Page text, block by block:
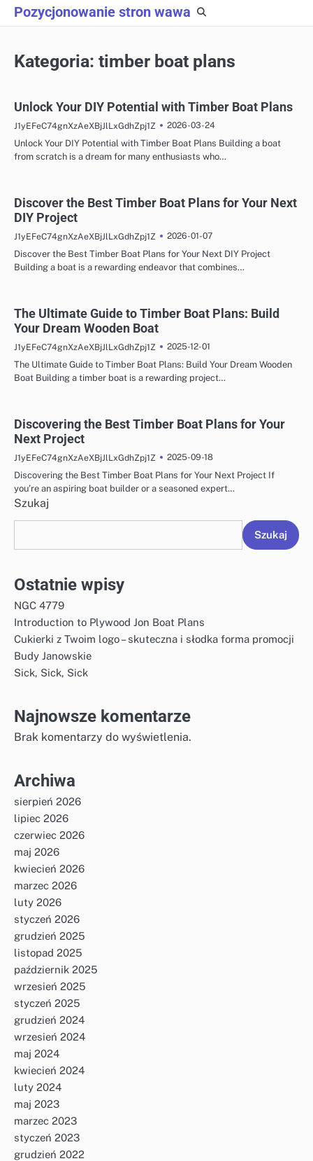
Skip
to
Pozycjonowanie stron wawa
Kategoria: timber boat plans
Unlock Your DIY Potential with Timber Boat Plans
J1yEFeC74gnXzAeXBjJlLxGdhZpj1Z
2026-03-24
Unlock Your DIY Potential with Timber Boat Plans Building a boat
from scratch is a dream for many enthusiasts who…
Discover the Best Timber Boat Plans for Your Next
DIY Project
J1yEFeC74gnXzAeXBjJlLxGdhZpj1Z
2026-01-07
Discover the Best Timber Boat Plans for Your Next DIY Project
Building a boat is a rewarding endeavor that combines…
The Ultimate Guide to Timber Boat Plans: Build
Your Dream Wooden Boat
J1yEFeC74gnXzAeXBjJlLxGdhZpj1Z
2025-12-01
The Ultimate Guide to Timber Boat Plans: Build Your Dream Wooden
Boat Building a timber boat is a rewarding project…
Discovering the Best Timber Boat Plans for Your
Next Project
J1yEFeC74gnXzAeXBjJlLxGdhZpj1Z
2025-09-18
Discovering the Best Timber Boat Plans for Your Next Project If
you’re an aspiring boat builder or a seasoned expert…
Szukaj
Szukaj
Ostatnie wpisy
NGC 4779
Introduction to Plywood Jon Boat Plans
Cukierki z Twoim logo – skuteczna i słodka forma promocji
Budy Janowskie
Sick, Sick, Sick
Najnowsze komentarze
Brak komentarzy do wyświetlenia.
Archiwa
sierpień 2026
lipiec 2026
czerwiec 2026
maj 2026
kwiecień 2026
marzec 2026
luty 2026
styczeń 2026
grudzień 2025
listopad 2025
październik 2025
wrzesień 2025
styczeń 2025
grudzień 2024
wrzesień 2024
maj 2024
kwiecień 2024
luty 2024
maj 2023
marzec 2023
styczeń 2023
grudzień 2022